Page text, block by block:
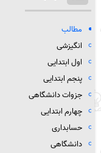
مطالب
انگیزشی
اول ابتدایی
پنجم ابتدایی
جزوات دانشگاهی
چهارم ابتدایی
حسابداری
دانشگاهی